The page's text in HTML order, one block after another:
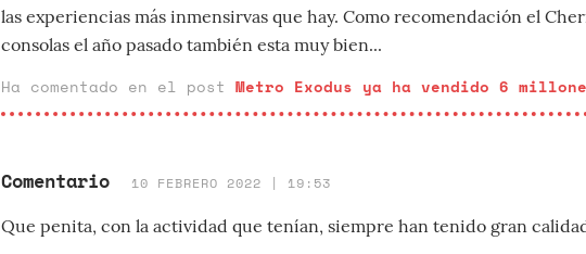
las experiencias más inmensirvas que hay. Como recomendación el
consolas el año pasado también esta muy bien...
Ha comentado en el post Metro Exodus ya ha vendido 6
Comentario 10 FEBRERO 2022 | 19:53
Que penita, con la actividad que tenían, siempre han tenido gran